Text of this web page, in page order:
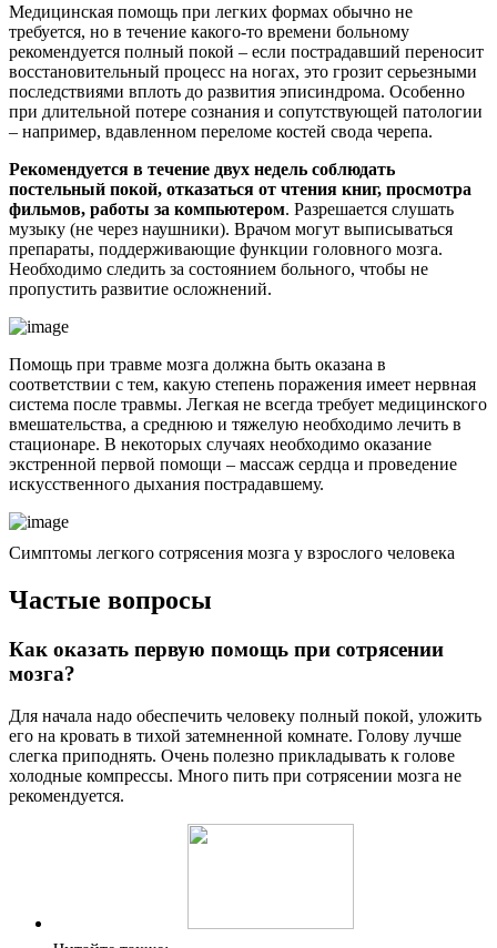
Медицинская помощь при легких формах обычно не
требуется, но в течение какого-то времени больному
рекомендуется полный покой – если пострадавший переносит
восстановительный процесс на ногах, это грозит серьезными
последствиями вплоть до развития эписиндрома. Особенно
при длительной потере сознания и сопутствующей патологии
– например, вдавленном переломе костей свода черепа.
Рекомендуется в течение двух недель соблюдать
постельный покой, отказаться от чтения книг, просмотра
фильмов, работы за компьютером. Разрешается слушать
музыку (не через наушники). Врачом могут выписываться
препараты, поддерживающие функции головного мозга.
Необходимо следить за состоянием больного, чтобы не
пропустить развитие осложнений.
Помощь при травме мозга должна быть оказана в
соответствии с тем, какую степень поражения имеет нервная
система после травмы. Легкая не всегда требует медицинского
вмешательства, а среднюю и тяжелую необходимо лечить в
стационаре. В некоторых случаях необходимо оказание
экстренной первой помощи – массаж сердца и проведение
искусственного дыхания пострадавшему.
Симптомы легкого сотрясения мозга у взрослого человека
Частые вопросы
Как оказать первую помощь при сотрясении
мозга?
Для начала надо обеспечить человеку полный покой, уложить
его на кровать в тихой затемненной комнате. Голову лучше
слегка приподнять. Очень полезно прикладывать к голове
холодные компрессы. Много пить при сотрясении мозга не
рекомендуется.